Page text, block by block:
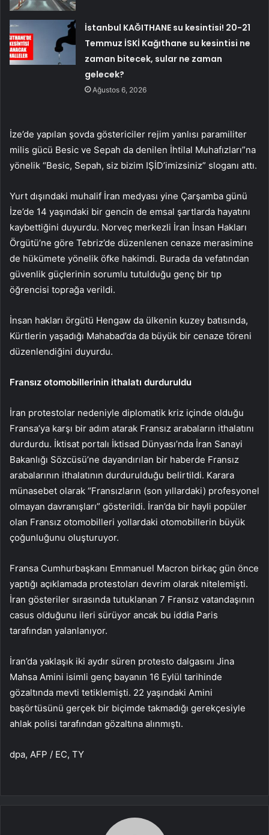
İstanbul KAĞITHANE su kesintisi! 20-21
Temmuz İSKİ Kağıthane su kesintisi ne
zaman bitecek, sular ne zaman
gelecek?
Ağustos 6, 2026
İze’de yapılan şovda göstericiler rejim yanlısı paramiliter
milis gücü Besic ve Sepah da denilen İhtilal Muhafızları”na
yönelik “Besic, Sepah, siz bizim IŞİD’imizsiniz” sloganı attı.
Yurt dışındaki muhalif İran medyası yine Çarşamba günü
İze’de 14 yaşındaki bir gencin de emsal şartlarda hayatını
kaybettiğini duyurdu. Norveç merkezli İran İnsan Hakları
Örgütü’ne göre Tebriz’de düzenlenen cenaze merasimine
de hükümete yönelik öfke hakimdi. Burada da vefatından
güvenlik güçlerinin sorumlu tutulduğu genç bir tıp
öğrencisi toprağa verildi.
İnsan hakları örgütü Hengaw da ülkenin kuzey batısında,
Kürtlerin yaşadığı Mahabad’da da büyük bir cenaze töreni
düzenlendiğini duyurdu.
Fransız otomobillerinin ithalatı durduruldu
İran protestolar nedeniyle diplomatik kriz içinde olduğu
Fransa’ya karşı bir adım atarak Fransız arabaların ithalatını
durdurdu. İktisat portalı İktisad Dünyası’nda İran Sanayi
Bakanlığı Sözcüsü’ne dayandırılan bir haberde Fransız
arabalarının ithalatının durdurulduğu belirtildi. Karara
münasebet olarak “Fransızların (son yıllardaki) profesyonel
olmayan davranışları” gösterildi. İran’da bir hayli popüler
olan Fransız otomobilleri yollardaki otomobillerin büyük
çoğunluğunu oluşturuyor.
Fransa Cumhurbaşkanı Emmanuel Macron birkaç gün önce
yaptığı açıklamada protestoları devrim olarak nitelemişti.
İran gösteriler sırasında tutuklanan 7 Fransız vatandaşının
casus olduğunu ileri sürüyor ancak bu iddia Paris
tarafından yalanlanıyor.
İran’da yaklaşık iki aydır süren protesto dalgasını Jina
Mahsa Amini isimli genç bayanın 16 Eylül tarihinde
gözaltında mevti tetiklemişti. 22 yaşındaki Amini
başörtüsünü gerçek bir biçimde takmadığı gerekçesiyle
ahlak polisi tarafından gözaltına alınmıştı.
dpa, AFP / EC, TY